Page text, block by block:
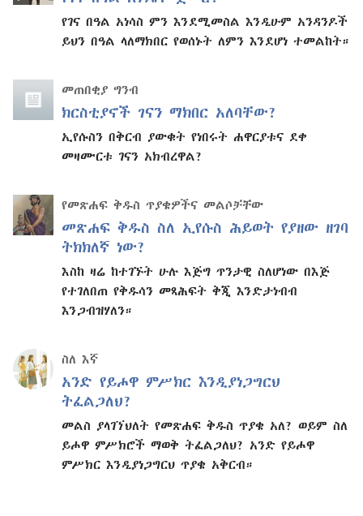
የገና በዓል አነሳስ ምን እንደሚመስል እንዲሁም አንዳንዶች
ይህን በዓል ላለማክበር የወሰኑት ለምን እንደሆነ ተመልከት።
መጠበቂያ ግንብ
ክርስቲያኖች ገናን ማክበር አለባቸው?
ኢየሱስን በቅርብ ያውቁት የነበሩት ሐዋርያቱና ደቀ
መዛሙርቱ ገናን አክብረዋል?
የመጽሐፍ ቅዱስ ጥያቄዎችና መልሶቻቸው
መጽሐፍ ቅዱስ ስለ ኢየሱስ ሕይወት የያዘው ዘገባ
ትክክለኛ ነው?
እስከ ዛሬ ከተገኙት ሁሉ እጅግ ጥንታዊ ስለሆነው በእጅ
የተገለበጠ የቅዱሳን መጻሕፍት ቅጂ እንድታነብብ
እንጋብዝሃለን።
ስለ እኛ
አንድ የይሖዋ ምሥክር እንዲያነጋግርህ
ትፈልጋለህ?
መልስ ያላገኘህለት የመጽሐፍ ቅዱስ ጥያቄ አለ? ወይም ስለ
ይሖዋ ምሥክሮች ማወቅ ትፈልጋለህ? አንድ የይሖዋ
ምሥክር እንዲያነጋግርህ ጥያቄ አቅርብ።